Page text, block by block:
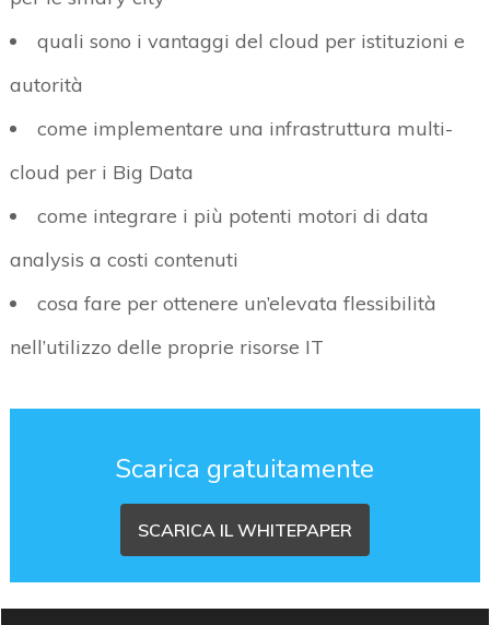
quali sono i vantaggi del cloud per istituzioni e
autorità
come implementare una infrastruttura multi-
cloud per i Big Data
come integrare i più potenti motori di data
analysis a costi contenuti
cosa fare per ottenere un’elevata flessibilità
nell’utilizzo delle proprie risorse IT
Scarica gratuitamente
SCARICA IL WHITEPAPER